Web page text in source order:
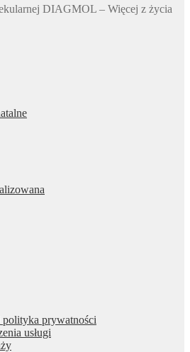
DIAGMOL – Więcej z życia
prywatności
usługi